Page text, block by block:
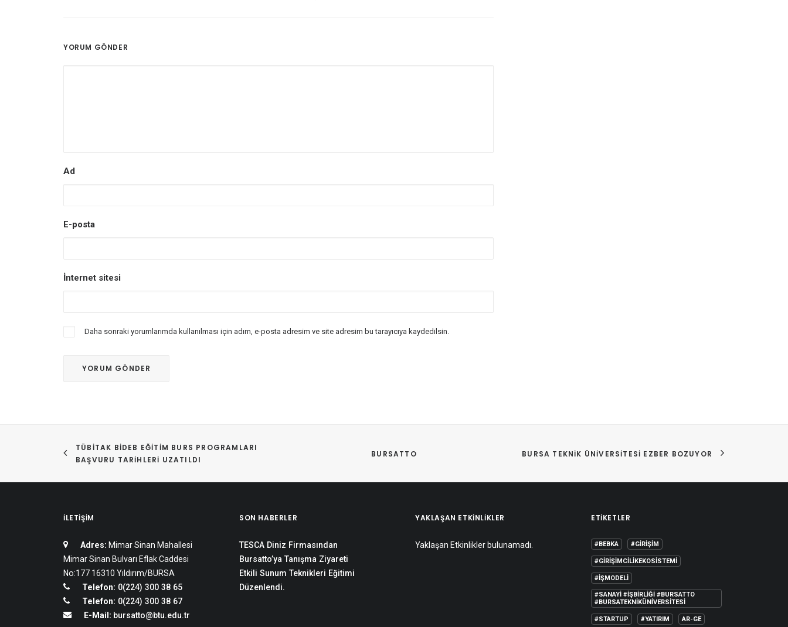
YORUM GÖNDER
Ad
E-posta
İnternet sitesi
Daha sonraki yorumlarımda kullanılması için adım, e-posta adresim ve site adresim bu tarayıcıya kaydedilsin.
TÜBİTAK BİDEB EĞITIM BURS PROGRAMLARI
BAŞVURU TARIHLERI UZATILDI
BURSATTO BURSA TEKNIK ÜNIVERSITESI EZBER BOZUYOR
İLETIŞIM
Adres: Mimar Sinan Mahallesi
Mimar Sinan Bulvarı Eflak Caddesi
No:177 16310 Yıldırım/BURSA
Telefon: 0(224) 300 38 65
Telefon: 0(224) 300 38 67
E-Mail: bursatto@btu.edu.tr
SON HABERLER
TESCA Diniz Firmasından
Bursatto’ya Tanışma Ziyareti
Etkili Sunum Teknikleri Eğitimi
Düzenlendi.
YAKLAŞAN ETKINLIKLER
Yaklaşan Etkinlikler bulunamadı.
ETIKETLER
#BEBKA #GIRIŞIM
#GIRIŞIMCILIKEKOSISTEMI
#IŞMODELI
#SANAYI #IŞBIRLIĞI #BURSATTO
#BURSATEKNIKÜNIVERSITESI
#STARTUP #YATIRIM AR-GE